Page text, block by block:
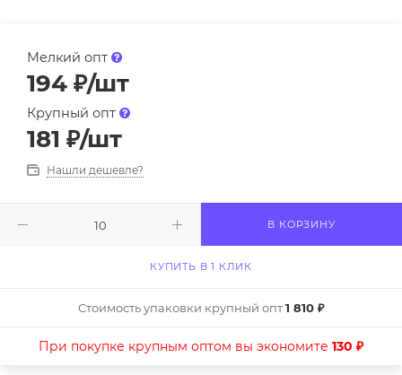
Мелкий опт
194 ₽/шт
Крупный опт
181 ₽/шт
Нашли дешевле?
В КОРЗИНУ
КУПИТЬ В 1 КЛИК
Стоимость упаковки крупный опт1 810 ₽
При покупке крупным оптом вы экономите 130 ₽